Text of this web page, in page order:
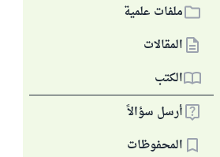
ملفات علمية
المقالات
الكتب
أرسل سؤالاً
المحفوظات